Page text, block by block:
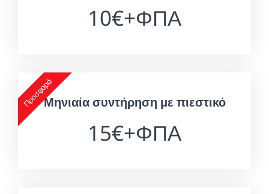
10€+ΦΠΑ
ΠροσφοράΜηνιαία συντήρηση με πιεστικό
15€+ΦΠΑ